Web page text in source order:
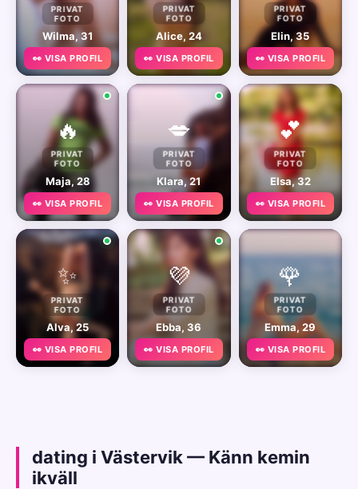
PRIVAT
FOTO
Wilma, 31
👀 VISA PROFIL
PRIVAT
FOTO
Alice, 24
👀 VISA PROFIL
PRIVAT
FOTO
Elin, 35
👀 VISA PROFIL
🔥
PRIVAT
FOTO
Maja, 28
👀 VISA PROFIL
💋
PRIVAT
FOTO
Klara, 21
👀 VISA PROFIL
💕
PRIVAT
FOTO
Elsa, 32
👀 VISA PROFIL
✨
PRIVAT
FOTO
Alva, 25
👀 VISA PROFIL
💜
PRIVAT
FOTO
Ebba, 36
👀 VISA PROFIL
🌹
PRIVAT
FOTO
Emma, 29
👀 VISA PROFIL
dating i Västervik — Känn kemin
ikväll